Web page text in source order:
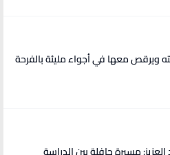
ويرقص معها في أجواء مليئة بالفرحة